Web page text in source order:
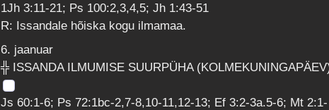
1Jh 3:11-21; Ps 100:2,3,4,5; Jh 1:43-51
R: Issandale hõiska kogu ilmamaa.
6. jaanuar
╬ ISSANDA ILMUMISE SUURPÜHA
Js 60:1-6; Ps 72:1bc-2,7-8,10-11,12-13; Ef 3:2-3a.5-6; Mt 2:1-